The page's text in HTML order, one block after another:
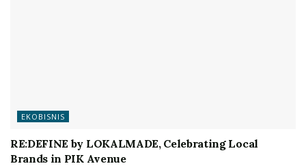
EKOBISNIS
RE:DEFINE by LOKALMADE, Celebrating Local
Brands in PIK Avenue